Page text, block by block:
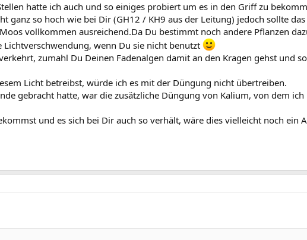
hatte ich auch und so einiges probiert um es in den Griff zu
ganz so hoch wie bei Dir (GH12 / KH9 aus der Leitung) jedoch sollte
vollkommen ausreichend.Da Du bestimmt noch andere Pflanzen
Lichtverschwendung, wenn Du sie nicht benutzt
zumahl Du Deinen Fadenalgen damit an den Kragen gehst und
Licht betreibst, würde ich es mit der Düngung nicht übertreiben.
gebracht hatte, war die zusätzliche Düngung von Kalium, von dem
und es sich bei Dir auch so verhält, wäre dies vielleicht noch ein